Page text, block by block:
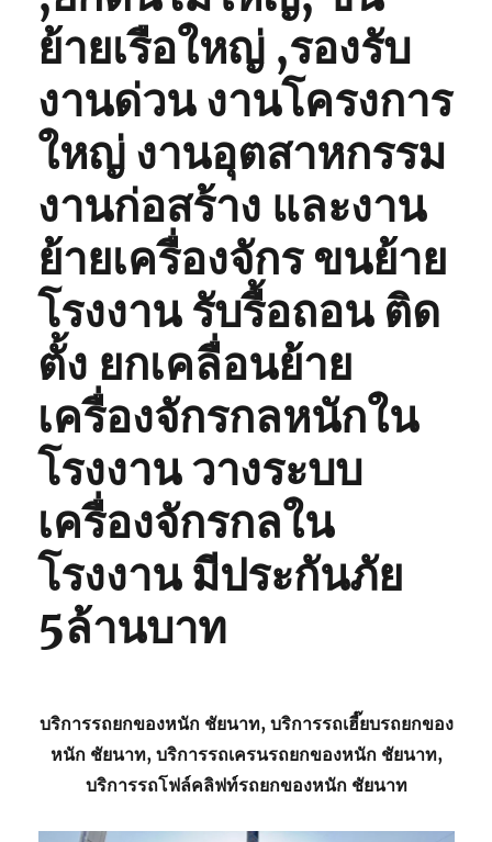
ย้ายเรือใหญ่ ,รองรับ
งานด่วน งานโครงการ
ใหญ่ งานอุตสาหกรรม
งานก่อสร้าง และงาน
ย้ายเครื่องจักร ขนย้าย
โรงงาน รับรื้อถอน ติด
ตั้ง ยกเคลื่อนย้าย
เครื่องจักรกลหนักใน
โรงงาน วางระบบ
เครื่องจักรกลใน
โรงงาน มีประกันภัย
5ล้านบาท
บริการรถยกของหนัก ชัยนาท, บริการรถเฮี๊ยบรถยกของ
หนัก ชัยนาท, บริการรถเครนรถยกของหนัก ชัยนาท,
บริการรถโฟล์คลิฟท์รถยกของหนัก ชัยนาท